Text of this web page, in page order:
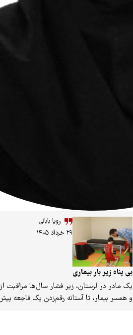
رویا بابائی
۲۹ خرداد ۱۴۰۵
بی پناه زیر بار بیماری
یک مادر در لرستان، زیر فشار سال‌ها مراقبت
و همسر بیمار، تا آستانه رقم‌زدن یک فاجعه